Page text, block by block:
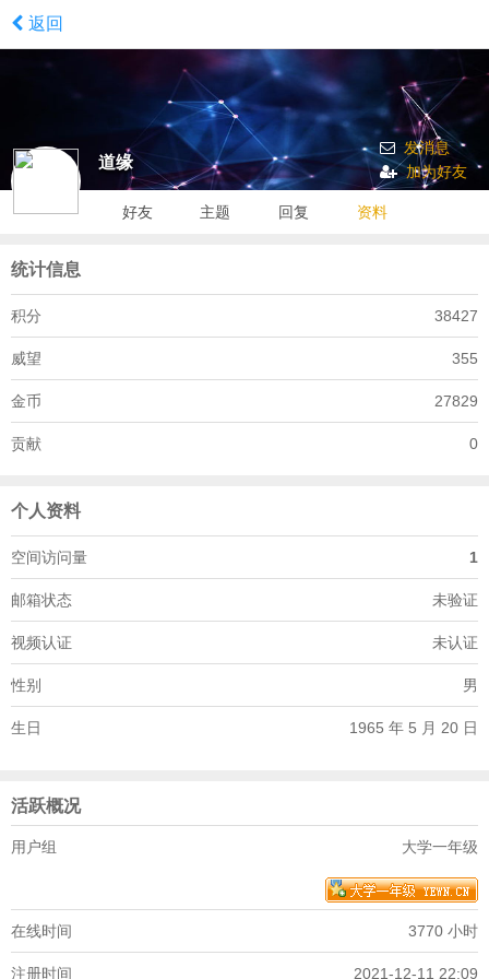
返回
道缘
发消息
加为好友
好友 主题 回复 资料
统计信息
积分 38427
威望 355
金币 27829
贡献 0
个人资料
空间访问量 1
邮箱状态 未验证
视频认证 未认证
性别 男
生日 1965 年 5 月 20 日
活跃概况
用户组 大学一年级
在线时间 3770 小时
注册时间 2021-12-11 22:09